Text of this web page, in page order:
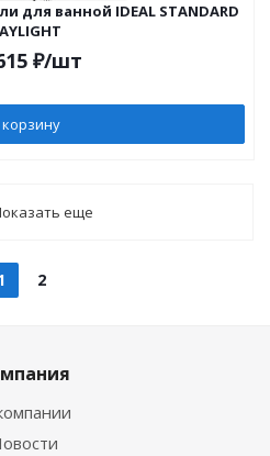
для ванной IDEAL STANDARD
₽/шт
еще
2